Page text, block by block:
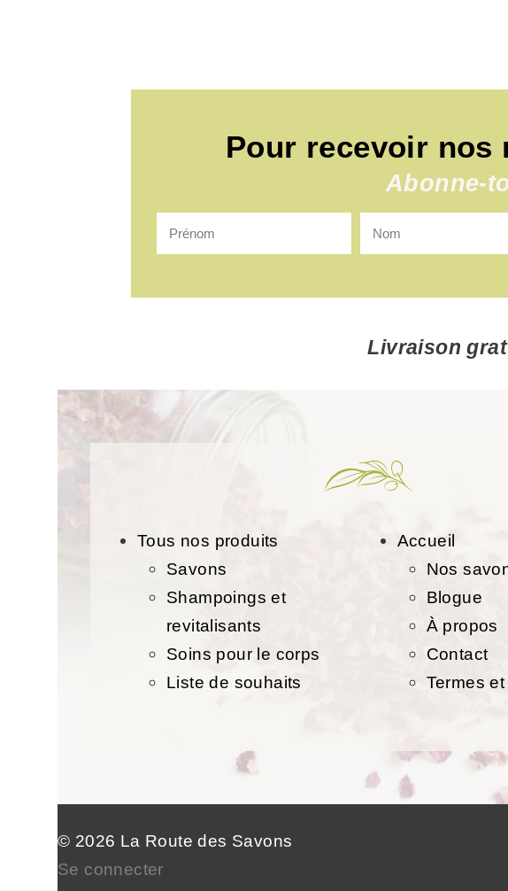
Pour recevoir nos
Abonne-
Livraison
Tous nos produits
Savons
Shampoings et
revitalisants
Soins pour le corps
Liste de souhaits
Accueil
Nos
Blogue
À propos
Contact
Termes
© 2026 La Route des Savons
Se connecter